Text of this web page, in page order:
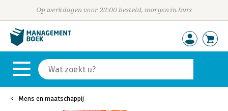
Op werkdagen voor 23:00 besteld, morgen in huis
Mens en maatschappij